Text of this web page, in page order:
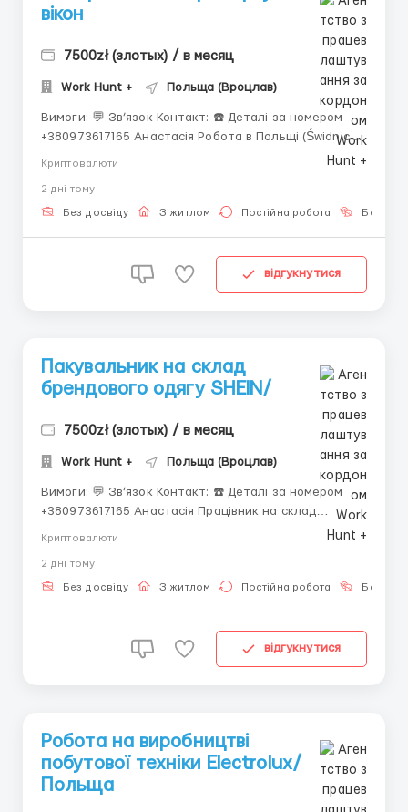
вікон
7500zł (злотых) / в месяц
Work Hunt + Польща (Вроцлав)
Вимоги: 💬 Зв’язок Контакт: ☎️ Деталі за номером
+380973617165 Анастасія Робота в Польщі (Świdnica,
50 км від Вроцлава) Розбірка віконних рам – (20–55
Криптовалюти
2 днi тому
Без досвіду З житлом Постійна робота Без
відгукнутися
Пакувальник на склад
брендового одягу SHEIN/
7500zł (злотых) / в месяц
Work Hunt + Польща (Вроцлав)
Вимоги: 💬 Зв’язок Контакт: ☎️ Деталі за номером
+380973617165 Анастасія Працівник на склад
брендового одягу SHEIN Shein є одним з найбільших
регіонів по всьому світу, спеціалізується на продажі
жіночого, чоловічого та дитячого одягу, ...
Криптовалюти
2 днi тому
Без досвіду З житлом Постійна робота Без
відгукнутися
Робота на виробництві
побутової техніки Electrolux/
Польща